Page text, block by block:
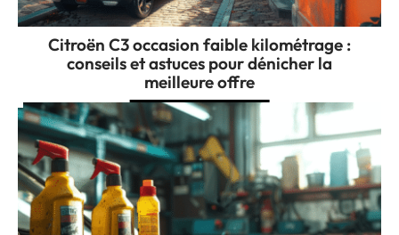
Citroën C3 occasion faible kilométrage :
conseils et astuces pour dénicher la
meilleure offre